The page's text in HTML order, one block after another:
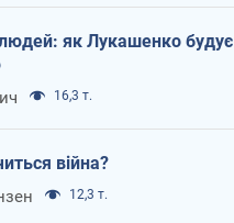
людей: як Лукашенко будує
16,3 т.
війна?
12,3 т.